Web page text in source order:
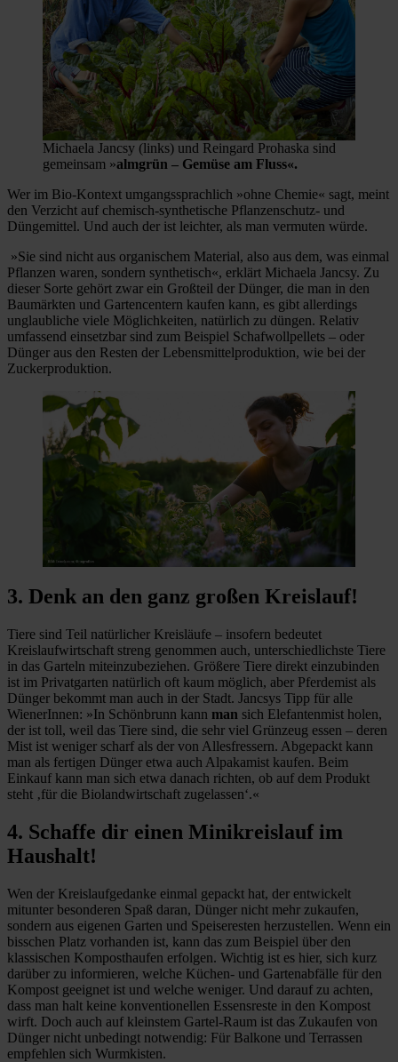
Michaela Jancsy (links) und Reingard Prohaska sind
gemeinsam »almgrün – Gemüse am Fluss«.
Wer im Bio-Kontext umgangssprachlich »ohne Chemie« sagt, meint
den Verzicht auf chemisch-synthetische Pflanzenschutz- und
Düngemittel. Und auch der ist leichter, als man vermuten würde.
»Sie sind nicht aus organischem Material, also aus dem, was einmal
Pflanzen waren, sondern synthetisch«, erklärt Michaela Jancsy. Zu
dieser Sorte gehört zwar ein Großteil der Dünger, die man in den
Baumärkten und Gartencentern kaufen kann, es gibt allerdings
unglaubliche viele Möglichkeiten, natürlich zu düngen. Relativ
umfassend einsetzbar sind zum Beispiel Schafwollpellets – oder
Dünger aus den Resten der Lebensmittelproduktion, wie bei der
Zuckerproduktion.
3. Denk an den ganz großen Kreislauf!
Tiere sind Teil natürlicher Kreisläufe – insofern bedeutet
Kreislaufwirtschaft streng genommen auch, unterschiedlichste Tiere
in das Garteln miteinzubeziehen. Größere Tiere direkt einzubinden
ist im Privatgarten natürlich oft kaum möglich, aber Pferdemist als
Dünger bekommt man auch in der Stadt. Jancsys Tipp für alle
WienerInnen: »In Schönbrunn kann man sich Elefantenmist holen,
der ist toll, weil das Tiere sind, die sehr viel Grünzeug essen – deren
Mist ist weniger scharf als der von Allesfressern. Abgepackt kann
man als fertigen Dünger etwa auch Alpakamist kaufen. Beim
Einkauf kann man sich etwa danach richten, ob auf dem Produkt
steht ‚für die Biolandwirtschaft zugelassen‘.«
4. Schaffe dir einen Minikreislauf im
Haushalt!
Wen der Kreislaufgedanke einmal gepackt hat, der entwickelt
mitunter besonderen Spaß daran, Dünger nicht mehr zukaufen,
sondern aus eigenen Garten und Speiseresten herzustellen. Wenn ein
bisschen Platz vorhanden ist, kann das zum Beispiel über den
klassischen Komposthaufen erfolgen. Wichtig ist es hier, sich kurz
darüber zu informieren, welche Küchen- und Gartenabfälle für den
Kompost geeignet ist und welche weniger. Und darauf zu achten,
dass man halt keine konventionellen Essensreste in den Kompost
wirft. Doch auch auf kleinstem Gartel-Raum ist das Zukaufen von
Dünger nicht unbedingt notwendig: Für Balkone und Terrassen
empfehlen sich Wurmkisten.